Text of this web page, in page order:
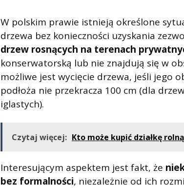
W polskim prawie istnieją określone
drzewa bez konieczności uzyskania
drzew rosnących na terenach
konserwatorską lub nie znajdują się w
możliwe jest wycięcie drzewa, jeśli jego
podłoża nie przekracza 100 cm (dla
iglastych).
Czytaj więcej: Kto może kupić działkę
Interesującym aspektem jest fakt, że
bez formalności, niezależnie od ich